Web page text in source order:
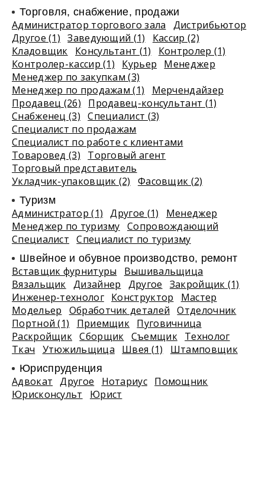
Торговля, снабжение, продажи
Администратор торгового зала
Дистрибьютор
Другое (1)
Заведующий (1)
Кассир (2)
Кладовщик
Консультант (1)
Контролер (1)
Контролер-кассир (1)
Курьер
Менеджер
Менеджер по закупкам (3)
Менеджер по продажам (1)
Мерчендайзер
Продавец (26)
Продавец-консультант (1)
Снабженец (3)
Специалист (3)
Специалист по продажам
Специалист по работе с клиентами
Товаровед (3)
Торговый агент
Торговый представитель
Укладчик-упаковщик (2)
Фасовщик (2)
Туризм
Администратор (1) Другое (1)
Менеджер
Менеджер по туризму Сопровождающий
Специалист
Специалист по туризму
Швейное и обувное производство, ремонт
Вставщик фурнитуры
Вышивальщица
Вязальщик Дизайнер Другое
Закройщик (1)
Инженер-технолог Конструктор
Мастер
Модельер
Обработчик деталей
Отделочник
Портной (1)
Приемщик Пуговичница
Раскройщик Сборщик Съемщик Технолог
Ткач
Утюжильщица Швея (1) Штамповщик
Юриспруденция
Адвокат Другое Нотариус Помощник
Юрисконсульт
Юрист